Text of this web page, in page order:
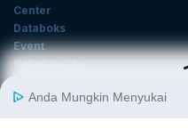
Center
Databoks
Event
KatadataOto